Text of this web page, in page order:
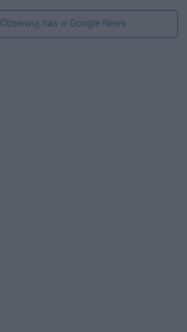
Obserwuj nas w Google News